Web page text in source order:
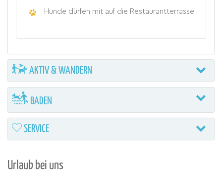
Hunde dürfen mit auf die Restaurantterrasse
AKTIV & WANDERN
BADEN
SERVICE
Urlaub bei uns